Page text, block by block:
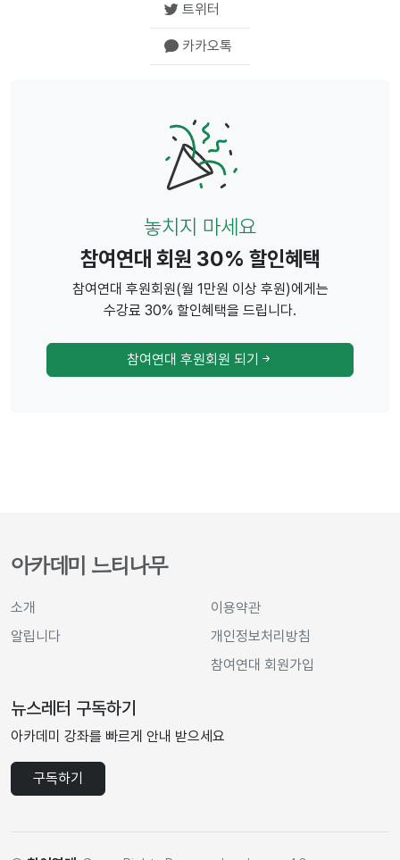
트위터
카카오톡
놓치지 마세요
참여연대 회원 30% 할인혜택
참여연대 후원회원(월 1만원 이상 후원)에게는
수강료 30% 할인혜택을 드립니다.
참여연대 후원회원 되기
아카데미 느티나무
소개
알립니다
이용약관
개인정보처리방침
참여연대 회원가입
뉴스레터 구독하기
아카데미 강좌를 빠르게 안내 받으세요
구독하기